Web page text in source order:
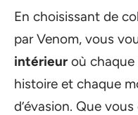
En choisissant de
par Venom, vous
intérieur où
histoire et chaque
d’évasion. Que